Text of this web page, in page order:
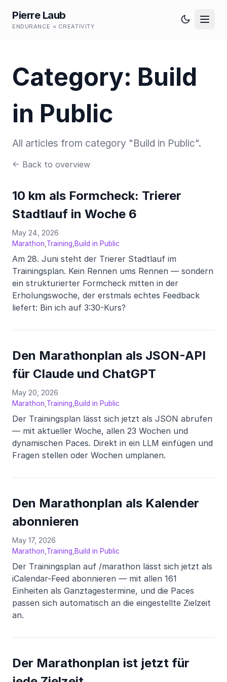
Pierre Laub
ENDURANCE × CREATIVITY
Category: Build
in Public
All articles from category "Build in Public".
← Back to overview
10 km als Formcheck: Trierer
Stadtlauf in Woche 6
May 24, 2026
Marathon Training Build in Public
Am 28. Juni steht der Trierer Stadtlauf im
Trainingsplan. Kein Rennen ums Rennen — sondern
ein strukturierter Formcheck mitten in der
Erholungswoche, der erstmals echtes Feedback
liefert: Bin ich auf 3:30-Kurs?
Den Marathonplan als JSON-API
für Claude und ChatGPT
May 20, 2026
Marathon Training Build in Public
Der Trainingsplan lässt sich jetzt als JSON abrufen
— mit aktueller Woche, allen 23 Wochen und
dynamischen Paces. Direkt in ein LLM einfügen und
Fragen stellen oder Wochen umplanen.
Den Marathonplan als Kalender
abonnieren
May 17, 2026
Marathon Training Build in Public
Der Trainingsplan auf /marathon lässt sich jetzt als
iCalendar-Feed abonnieren — mit allen 161
Einheiten als Ganztagestermine, und die Paces
passen sich automatisch an die eingestellte Zielzeit
an.
Der Marathonplan ist jetzt für